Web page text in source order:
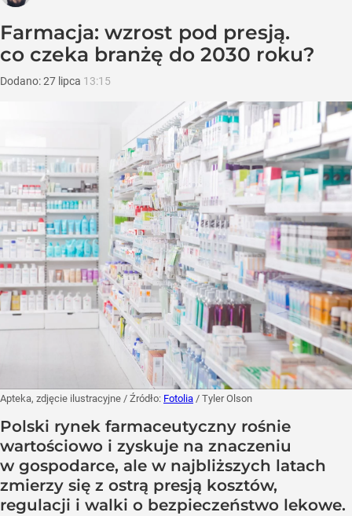
Farmacja: wzrost pod presją.
co czeka branżę do 2030 roku?
Dodano:27 lipca 13:15
Apteka, zdjęcie ilustracyjne / Źródło: Fotolia / Tyler Olson
Polski rynek farmaceutyczny rośnie
wartościowo i zyskuje na znaczeniu
w gospodarce, ale w najbliższych latach
zmierzy się z ostrą presją kosztów,
regulacji i walki o bezpieczeństwo lekowe.